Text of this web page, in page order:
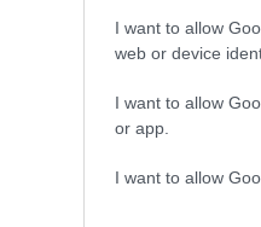
I want to allow
web or device
I want to allow
or app.
I want to allow
Miskolcon. Már a második
főherceg
a már majdnem teljesen
A videón feltűnik a
néven magyar királlyá
egy csoportja.
királyi herceg látogatása